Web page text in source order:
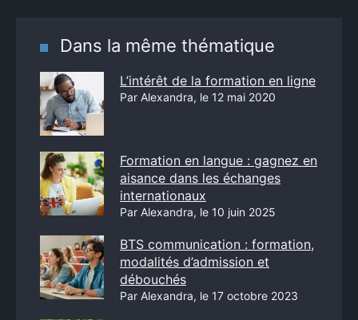
Dans la même thématique
L’intérêt de la formation en ligne
Par Alexandra, le 12 mai 2020
Formation en langue : gagnez en
aisance dans les échanges
internationaux
Par Alexandra, le 10 juin 2025
BTS communication : formation,
modalités d’admission et
débouchés
Par Alexandra, le 17 octobre 2023